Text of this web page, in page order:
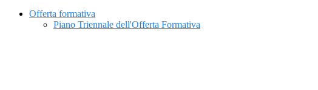
Offerta formativa
Piano Triennale dell'Offerta Formativa